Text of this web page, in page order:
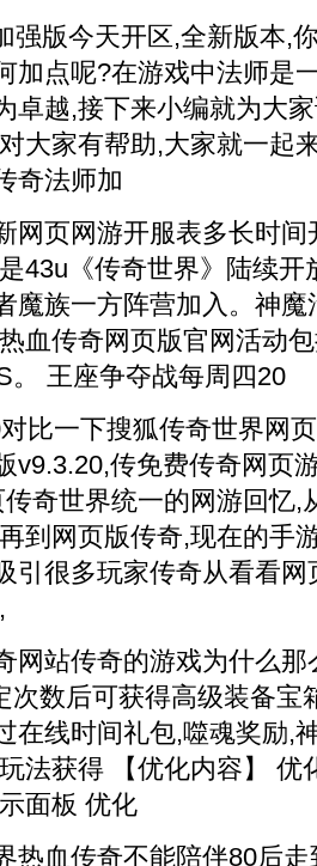
强版今天开区,全新版本,
加点呢?在游戏中法师是
卓越,接下来小编就为大
大家有帮助,大家就一起
奇法师加
网页网游开服表多长时
43u《传奇世界》陆续开
魔族一方阵营加入。神
血传奇网页版官网活动
。 王座争夺战每周四20
比一下搜狐传奇世界网
v9.3.20,传免费传奇网页
奇世界统一的网游回忆,
到网页版传奇,现在的手
引很多玩家传奇从看看
网站传奇的游戏为什么
次数后可获得高级装备宝
在线时间礼包,噬魂奖励,
法获得 【优化内容】 优
面板 优化
热血传奇不能陪伴80后